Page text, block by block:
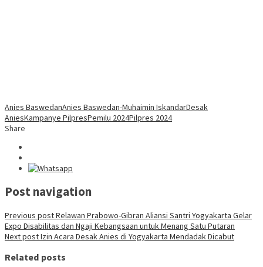
Anies BaswedanAnies Baswedan-Muhaimin IskandarDesak
AniesKampanye PilpresPemilu 2024Pilpres 2024
Share
Post navigation
Previous postRelawan Prabowo-Gibran Aliansi Santri Yogyakarta Gelar
Expo Disabilitas dan Ngaji Kebangsaan untuk Menang Satu Putaran
Next postIzin Acara Desak Anies di Yogyakarta Mendadak Dicabut
Related posts